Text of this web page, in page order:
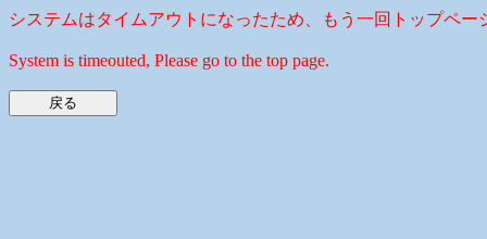
システムはタイムアウトになったため、もう一回トップペー
System is timeouted, Please go to the top page.